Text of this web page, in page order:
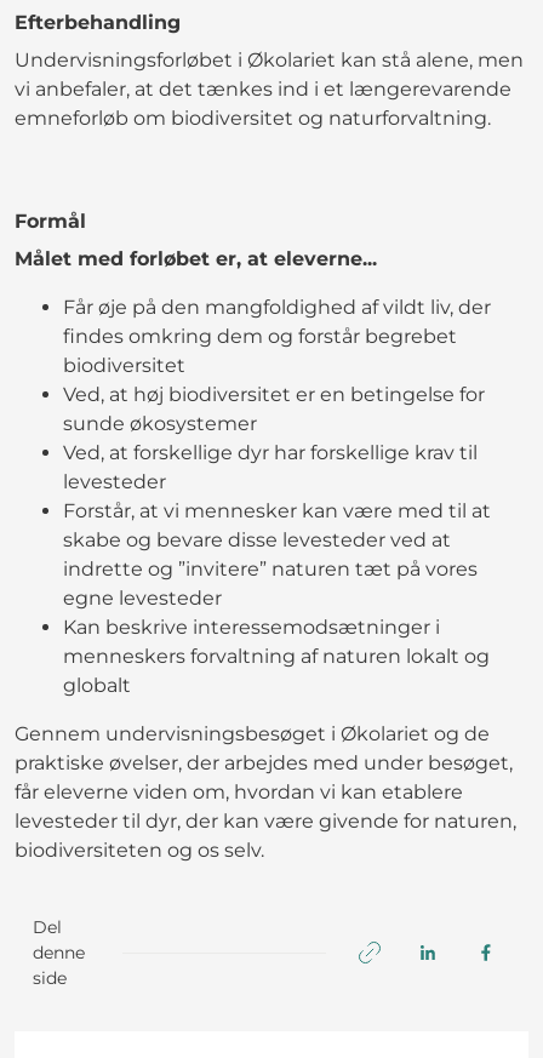
Efterbehandling
Undervisningsforløbet i Økolariet kan stå alene, men
vi anbefaler, at det tænkes ind i et længerevarende
emneforløb om biodiversitet og naturforvaltning.
Formål
Målet med forløbet er, at eleverne...
Får øje på den mangfoldighed af vildt liv, der
findes omkring dem og forstår begrebet
biodiversitet
Ved, at høj biodiversitet er en betingelse for
sunde økosystemer
Ved, at forskellige dyr har forskellige krav til
levesteder
Forstår, at vi mennesker kan være med til at
skabe og bevare disse levesteder ved at
indrette og ”invitere” naturen tæt på vores
egne levesteder
Kan beskrive interessemodsætninger i
menneskers forvaltning af naturen lokalt og
globalt
Gennem undervisningsbesøget i Økolariet og de
praktiske øvelser, der arbejdes med under besøget,
får eleverne viden om, hvordan vi kan etablere
levesteder til dyr, der kan være givende for naturen,
biodiversiteten og os selv.
Del
denne
side